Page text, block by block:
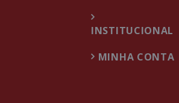
INSTITUCIONAL
MINHA CONTA